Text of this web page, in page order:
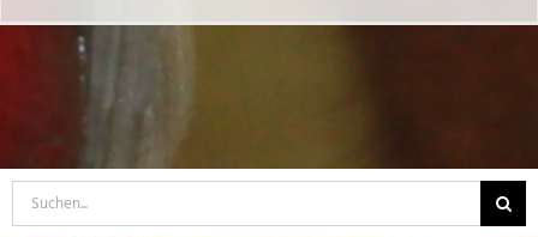
Suche
nach: